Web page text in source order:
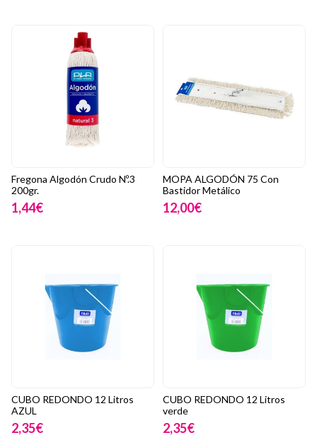
Fregona Algodón Crudo Nº.3
200gr.
1,44€
MOPA ALGODÓN 75 Con
Bastidor Metálico
12,00€
CUBO REDONDO 12 Litros
AZUL
2,35€
CUBO REDONDO 12 Litros
verde
2,35€